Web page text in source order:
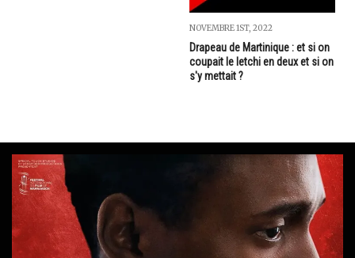
NOVEMBRE 1ST, 2022
Drapeau de Martinique : et si on
coupait le letchi en deux et si on
s'y mettait ?